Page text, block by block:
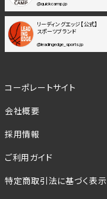
@quickcamp.jp
リーディングエッジ【公式】
スポーツブランド
@leadingedge_sports.jp
コーポレートサイト
会社概要
採用情報
ご利用ガイド
特定商取引法に基づく表示